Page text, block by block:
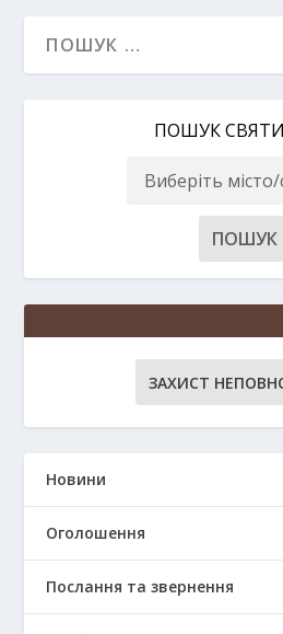
ПОШУК
ЗАХИСТ
Новини
Оголошення
Послання та звернення